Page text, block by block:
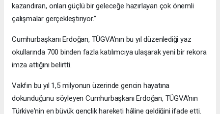
kazandıran, onları güçlü bir geleceğe hazırlayan çok önemli
çalışmalar gerçekleştiriyor.”
Cumhurbaşkanı Erdoğan, TÜGVA'nın bu yıl düzenlediği yaz
okullarında 700 binden fazla katılımcıya ulaşarak yeni bir rekora
imza attığını belirtti.
Vakfın bu yıl 1,5 milyonun üzerinde gencin hayatına
dokunduğunu söyleyen Cumhurbaşkanı Erdoğan, TÜGVA'nın
Türkiye'nin en büyük gençlik hareketi hâline geldiğini ifade etti.